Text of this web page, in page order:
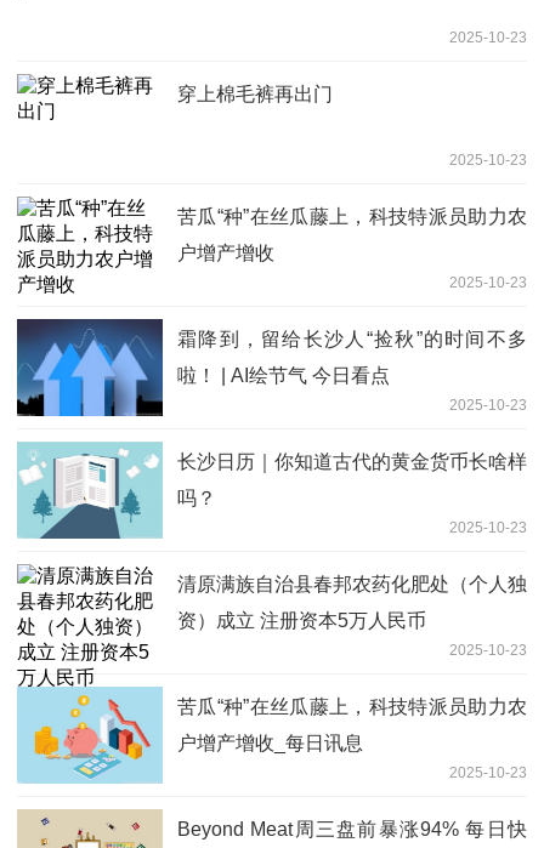
2025-10-23
穿上棉毛裤再出门
2025-10-23
苦瓜“种”在丝瓜藤上，科技特派员助力农
户增产增收
2025-10-23
霜降到，留给长沙人“捡秋”的时间不多
啦！ | AI绘节气 今日看点
2025-10-23
长沙日历｜你知道古代的黄金货币长啥样
吗？
2025-10-23
清原满族自治县春邦农药化肥处（个人独
资）成立 注册资本5万人民币
2025-10-23
苦瓜“种”在丝瓜藤上，科技特派员助力农
户增产增收_每日讯息
2025-10-23
Beyond Meat周三盘前暴涨94% 每日快